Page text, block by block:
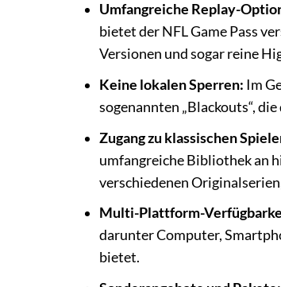
Umfangreiche Replay-
bietet der NFL Game Pass
Versionen und sogar reine
Keine lokalen Sperren: Im
sogenannten „Blackouts“,
Zugang zu klassischen
umfangreiche Bibliothek an
verschiedenen
Multi-Plattform-
darunter Computer,
bietet.